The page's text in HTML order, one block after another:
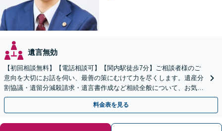
遺言無効
【初回相談無料】【電話相談可】【関内駅徒歩7分】ご相談者様のご
意向を大切にお話を伺い、最善の策にむけて力を尽くします。遺産分
割協議・遺留分減殺請求・遺言書作成など相続全般について、お気軽
にご相談ください。
料金表を見る